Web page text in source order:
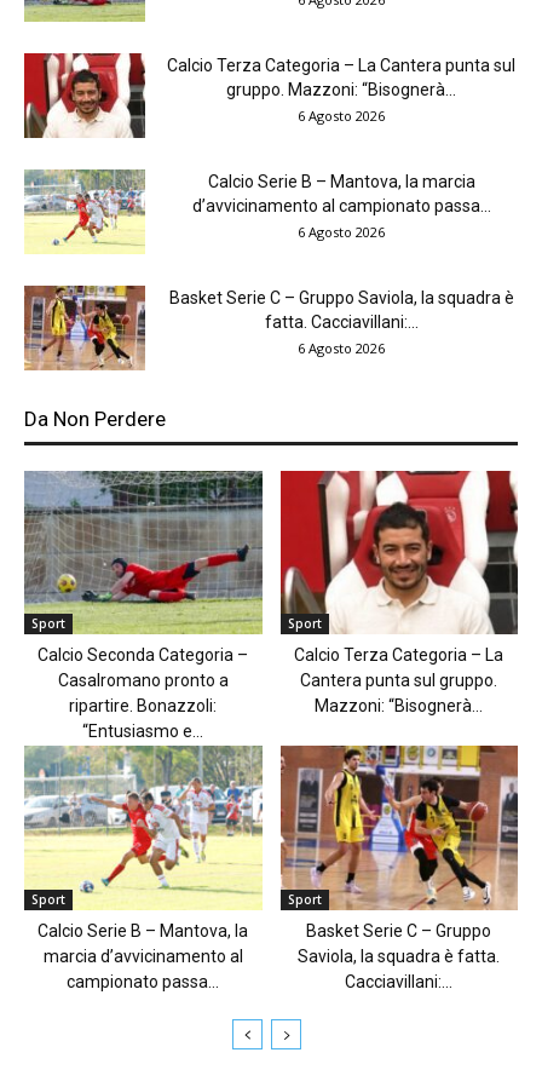
Calcio Terza Categoria – La Cantera punta sul
gruppo. Mazzoni: “Bisognerà...
6 Agosto 2026
Calcio Serie B – Mantova, la marcia
d’avvicinamento al campionato passa...
6 Agosto 2026
Basket Serie C – Gruppo Saviola, la squadra è
fatta. Cacciavillani:...
6 Agosto 2026
Da Non Perdere
Sport
Calcio Seconda Categoria –
Casalromano pronto a
ripartire. Bonazzoli:
“Entusiasmo e...
Sport
Calcio Terza Categoria – La
Cantera punta sul gruppo.
Mazzoni: “Bisognerà...
Sport
Calcio Serie B – Mantova, la
marcia d’avvicinamento al
campionato passa...
Sport
Basket Serie C – Gruppo
Saviola, la squadra è fatta.
Cacciavillani:...